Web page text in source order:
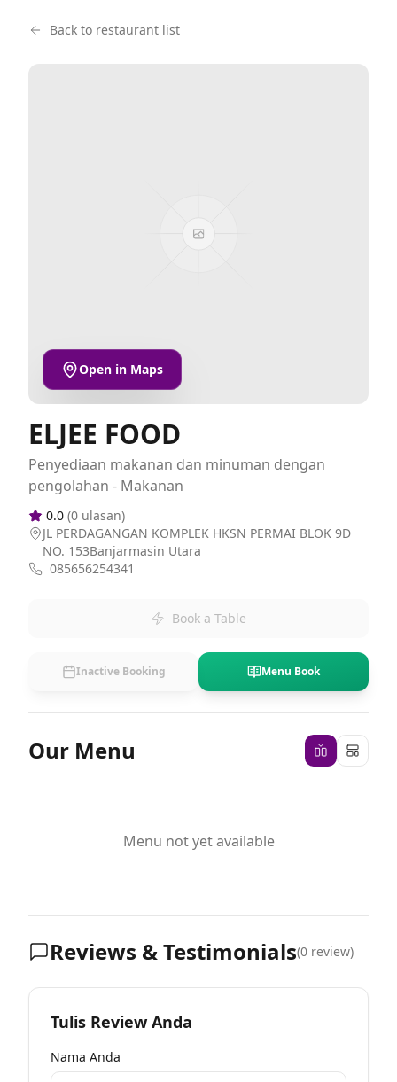
Back to restaurant list
Open in Maps
ELJEE FOOD
Penyediaan makanan dan minuman dengan
pengolahan - Makanan
0.0 (0 ulasan)
JL PERDAGANGAN KOMPLEK HKSN PERMAI BLOK 9D
NO. 153Banjarmasin Utara
085656254341
Book a Table
Inactive Booking Menu Book
Our Menu
Menu not yet available
Reviews & Testimonials(0 review)
Tulis Review Anda
Nama Anda